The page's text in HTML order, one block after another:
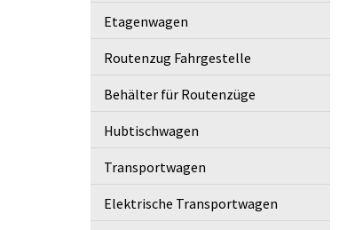
Etagenwagen
Routenzug Fahrgestelle
Behälter für Routenzüge
Hubtischwagen
Transportwagen
Elektrische Transportwagen